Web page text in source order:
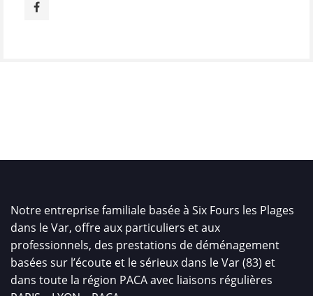
Notre entreprise familiale basée à Six Fours les Plages
dans le Var, offre aux particuliers et aux
professionnels, des prestations de déménagement
basées sur l’écoute et le sérieux dans le Var (83) et
dans toute la région PACA avec liaisons régulières